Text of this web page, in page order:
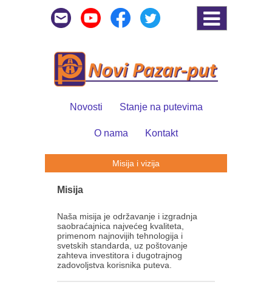
Novosti Stanje na putevima
O nama Kontakt
Misija i vizija
Misija
Naša misija je održavanje i izgradnja
saobraćajnica najvećeg kvaliteta,
primenom najnovijih tehnologija i
svetskih standarda, uz poštovanje
zahteva investitora i dugotrajnog
zadovoljstva korisnika puteva.